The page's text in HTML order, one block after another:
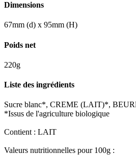
Dimensions
67mm (d) x 95mm (H)
Poids net
220g
Liste des ingrédients
Sucre blanc*, CREME (LAIT)*,
*Issus de l'agriculture biologique
Contient : LAIT
Valeurs nutritionnelles pour 100g :